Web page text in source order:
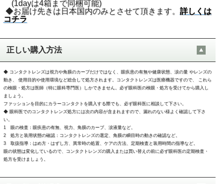
(1dayは4箱まで同梱可能)
◆お届け先きは日本国内のみとさせて頂きます。 詳しくは
コチラ
正しい購入方法
◆ コンタクトレンズは視力や角膜のカーブだけではなく、眼疾患の有無や健康状態、涙の量 やレンズの
動き、 使用目的や使用環境など総合して処方されます。コンタクトレンズは医療機器ですので、 これら
の検眼・処方は医師（特に眼科専門医）しかできません。必ず眼科医の検眼・処方を受けてから購入し
ましょう。
ファッションを目的にカラーコンタクトを購入する際でも、必ず眼科医に相談して下さい。
◆ 眼科医でのコンタクトレンズ処方には次の内容が含まれますので、漏れのない様よく確認して下さ
い。
1 眼の検査：眼疾患の有無、視力、角膜のカーブ、涙液量など。
2 処方と装用状態の確認：コンタクトレンズの選定、角膜の瞬目時の動きの確認など。
3 取扱指導：はめ方・はずし方、異常時の処置、ケアの方法、定期検査と装用時間の指導など。
眼の状態は変化しているので、コンタクトレンズの購入または買い替えの前に必ず眼科医の定期検査・
処方を受けましょう。